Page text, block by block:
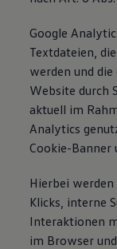
Google
Textdateien,
werden und
Website durch
aktuell im
Analytics
Cookie-Banner
Hierbei
Klicks, interne
Interaktionen
im Browser